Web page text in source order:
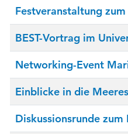
Festveranstaltung
BEST-Vortrag im
Networking-Event
Einblicke in die
Diskussionsrunde